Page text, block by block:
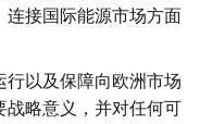
连接国际能源市场方面
以及保障向欧洲市场
战略意义，并对任何可